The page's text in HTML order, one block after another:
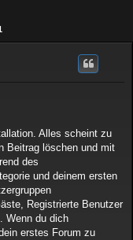
Suche
Alles scheint zu
Beitrag löschen und mit
des
und deinem ersten
Registrierte Benutzer
Wenn du dich
erstes Forum zu